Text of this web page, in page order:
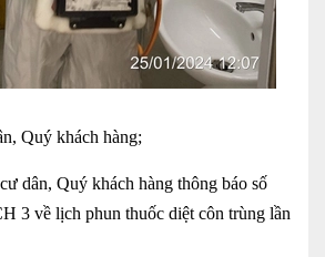
Quý khách hàng;
dân, Quý khách hàng thông báo số
3 về lịch phun thuốc diệt côn trùng lần